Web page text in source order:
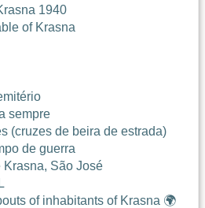
1940
of Krasna
sempre
(cruzes de beira de estrada)
de guerra
Krasna, São José
of inhabitants of Krasna 🌍